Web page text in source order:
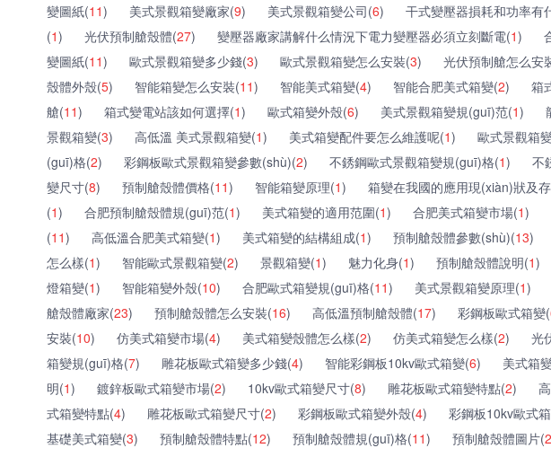
變圖紙(11) 美式景觀箱變廠家(9) 美式景觀箱變公司(6) 干式變壓器損耗和功率有
(1) 光伏預制艙殼體(27) 變壓器廠家講解什么情況下電力變壓器必須立刻斷電(1)
變圖紙(11) 歐式景觀箱變多少錢(3) 歐式景觀箱變怎么安裝(3) 光伏預制艙怎么安
殼體外殼(5) 智能箱變怎么安裝(11) 智能美式箱變(4) 智能合肥美式箱變(2) 箱
艙(11) 箱式變電站該如何選擇(1) 歐式箱變外殼(6) 美式景觀箱變規(guī)范(1)
景觀箱變(3) 高低溫 美式景觀箱變(1) 美式箱變配件要怎么維護呢(1) 歐式景觀箱
(guī)格(2) 彩鋼板歐式景觀箱變參數(shù)(2) 不銹鋼歐式景觀箱變規(guī)格(1) 不
變尺寸(8) 預制艙殼體價格(11) 智能箱變原理(1) 箱變在我國的應用現(xiàn)狀及
(1) 合肥預制艙殼體規(guī)范(1) 美式箱變的適用范圍(1) 合肥美式箱變市場(1)
(11) 高低溫合肥美式箱變(1) 美式箱變的結構組成(1) 預制艙殼體參數(shù)(13)
怎么樣(1) 智能歐式景觀箱變(2) 景觀箱變(1) 魅力化身(1) 預制艙殼體說明(1)
燈箱變(1) 智能箱變外殼(10) 合肥歐式箱變規(guī)格(11) 美式景觀箱變原理(1)
艙殼體廠家(23) 預制艙殼體怎么安裝(16) 高低溫預制艙殼體(17) 彩鋼板歐式箱變(
安裝(10) 仿美式箱變市場(4) 美式箱變殼體怎么樣(2) 仿美式箱變怎么樣(2) 光
箱變規(guī)格(7) 雕花板歐式箱變多少錢(4) 智能彩鋼板10kv歐式箱變(6) 美式箱
明(1) 鍍鋅板歐式箱變市場(2) 10kv歐式箱變尺寸(8) 雕花板歐式箱變特點(2)
式箱變特點(4) 雕花板歐式箱變尺寸(2) 彩鋼板歐式箱變外殼(4) 彩鋼板10kv歐式
基礎美式箱變(3) 預制艙殼體特點(12) 預制艙殼體規(guī)格(11) 預制艙殼體圖片(2